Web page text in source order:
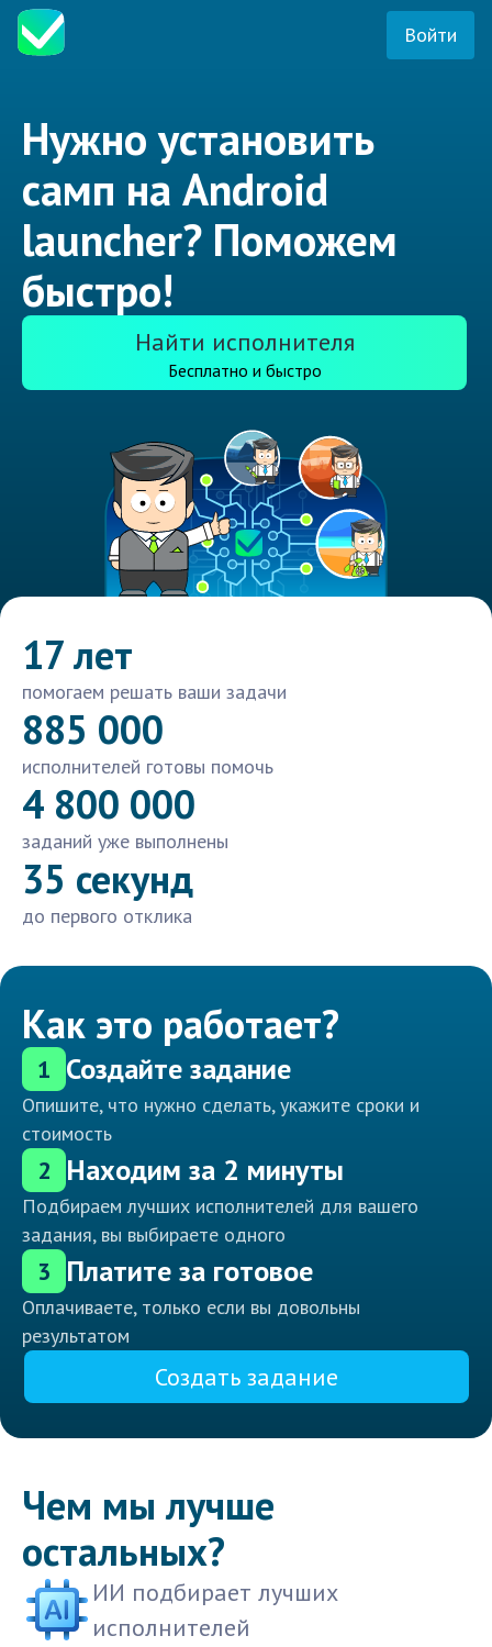
Войти
Нужно установить
самп на Android
launcher? Поможем
быстро!
Найти исполнителя
Бесплатно и быстро
17 лет
помогаем решать ваши задачи
885 000
исполнителей готовы помочь
4 800 000
заданий уже выполнены
35 секунд
до первого отклика
Как это работает?
1 Создайте задание
Опишите, что нужно сделать, укажите сроки и
стоимость
2 Находим за 2 минуты
Подбираем лучших исполнителей для вашего
задания, вы выбираете одного
3 Платите за готовое
Оплачиваете, только если вы довольны
результатом
Создать задание
Чем мы лучше
остальных?
ИИ подбирает лучших
исполнителей